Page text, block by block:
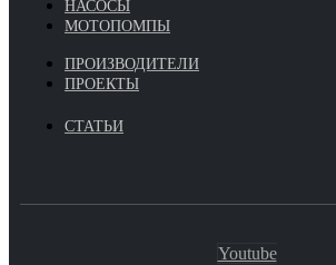
НАСОСЫ
МОТОПОМПЫ
ПРОИЗВОДИТЕЛИ
ПРОЕКТЫ
СТАТЬИ
Youtube